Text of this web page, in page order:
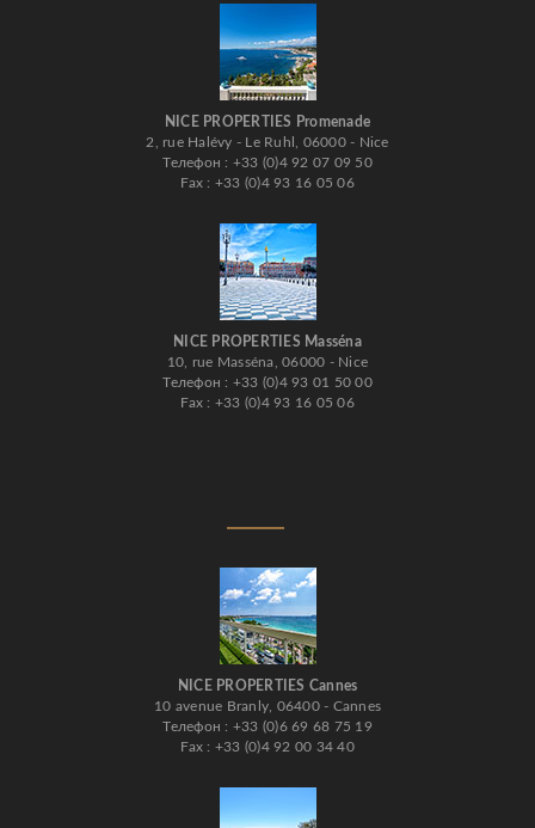
NICE PROPERTIES Promenade
2, rue Halévy - Le Ruhl, 06000 - Nice
Телефон : +33 (0)4 92 07 09 50
Fax : +33 (0)4 93 16 05 06
NICE PROPERTIES Masséna
10, rue Masséna, 06000 - Nice
Телефон : +33 (0)4 93 01 50 00
Fax : +33 (0)4 93 16 05 06
NICE PROPERTIES Cannes
10 avenue Branly, 06400 - Cannes
Телефон : +33 (0)6 69 68 75 19
Fax : +33 (0)4 92 00 34 40